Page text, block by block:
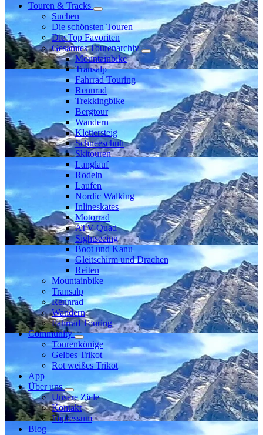
Touren & Tracks
Suchen
Die schönsten Touren
Die Top Favoriten
Gesamtes Tourenarchiv
Mountainbike
Transalp
Fahrrad Touring
Rennrad
Trekkingbike
Bergtour
Wandern
Klettersteig
Schneeschuh
Skitouren
Langlauf
Rodeln
Laufen
Nordic Walking
Inlineskates
Motorrad
ATV-Quad
Sightseeing
Boot und Kanu
Gleitschirm und Drachen
Reiten
Mountainbike
Transalp
Rennrad
Wandern
Fahrrad Touring
Community
Tourenkönige
Gelbes Trikot
Rot weißes Trikot
App
Über uns
Unsere Ziele
Kontakt
Impressum
Blog